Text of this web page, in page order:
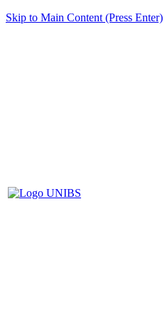
Skip to Main Content (Press Enter)